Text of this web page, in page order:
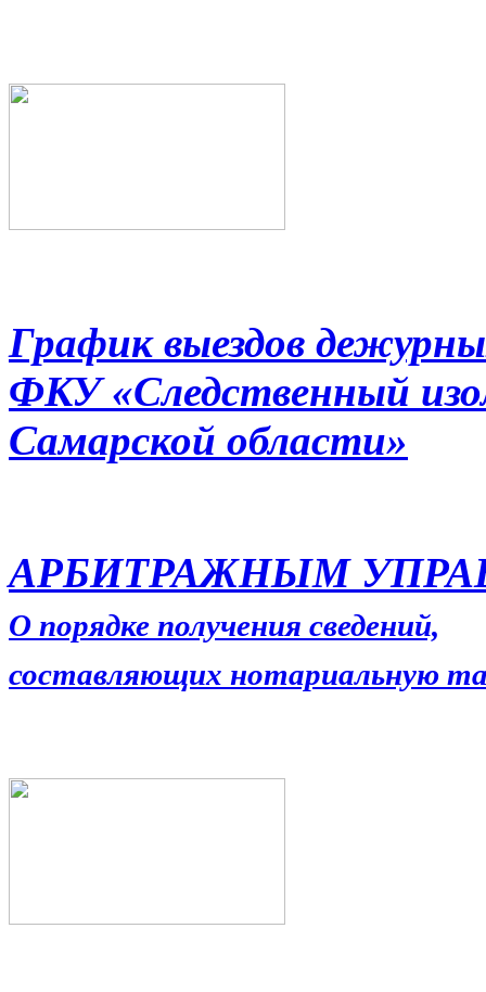
График выездов
ФКУ «Следственный
Самарской области»
АРБИТРАЖНЫМ
О порядке получения сведений,
составляющих нотариальную